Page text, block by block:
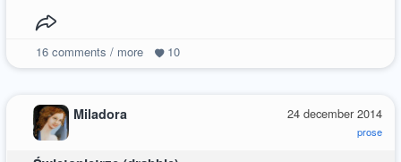
16comments / more 10
24 december 2014
prose
Miladora